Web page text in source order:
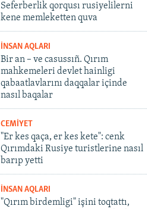
Seferberlik qorqusı rusiyelilerni
kene memleketten quva
İNSAN AQLARI
Bir an – ve casussıñ. Qırım
mahkemeleri devlet hainligi
qabaatlavlarını daqqalar içinde
nasıl baqalar
CEMİYET
"Er kes qaça, er kes kete": cenk
Qırımdaki Rusiye turistlerine nasıl
barıp yetti
İNSAN AQLARI
"Qırım birdemligi" işini toqtattı,